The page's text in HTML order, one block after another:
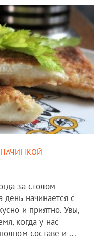
за столом
день начинается с
и приятно. Увы,
когда у нас
составе и ...